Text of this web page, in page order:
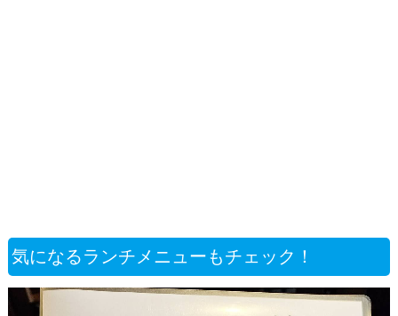
気になるランチメニューもチェック！